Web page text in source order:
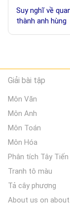
Suy nghĩ về
thành anh hùng
Giải bài tập
Môn Văn
Môn Anh
Môn Toán
Môn Hóa
Phân tích Tây Tiến
Tranh tô màu
Tả cây phượng
About us on